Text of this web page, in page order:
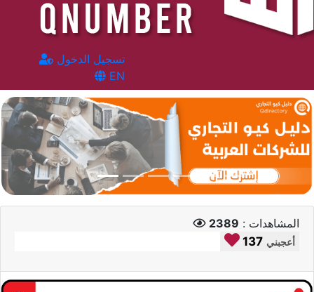
تسجيل الدخول
EN
المشاهدات : 2389
137 أعجبني